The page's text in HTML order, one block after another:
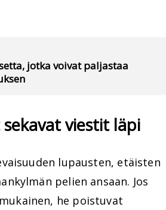
jotka voivat paljastaa
viestit läpi
lupausten, etäisten
pelien ansaan. Jos
he poistuvat